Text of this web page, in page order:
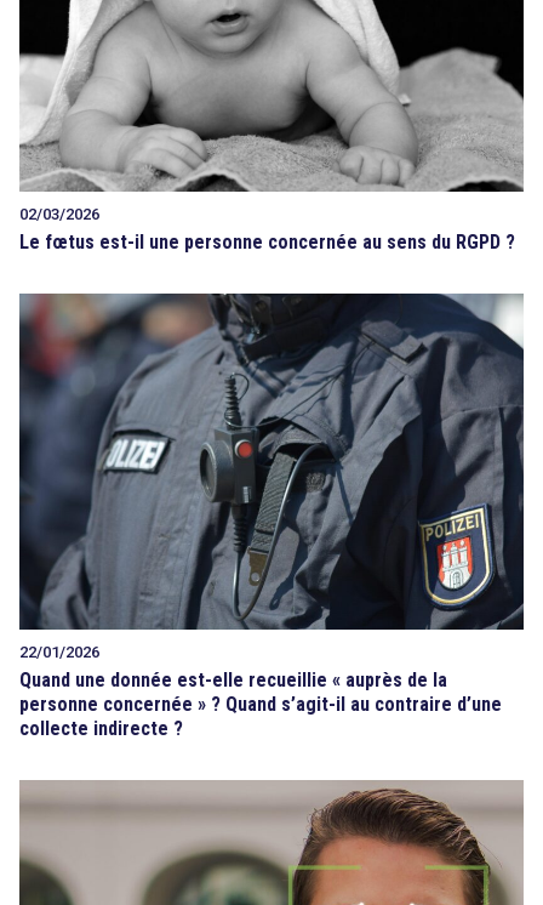
02/03/2026
Le fœtus est-il une personne concernée au sens du RGPD ?
22/01/2026
Quand une donnée est-elle recueillie « auprès de la
personne concernée » ? Quand s’agit-il au contraire d’une
collecte indirecte ?